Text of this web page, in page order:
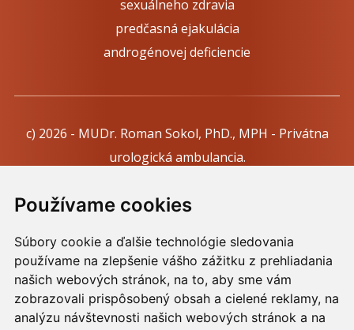
Používame cookies
Súbory cookie a ďalšie technológie sledovania
používame na zlepšenie vášho zážitku z prehliadania
našich webových stránok, na to, aby sme vám
zobrazovali prispôsobený obsah a cielené reklamy, na
analýzu návštevnosti našich webových stránok a na
sexuálneho zdravia
predčasná ejakulácia
androgénovej deficiencie
c) 2026 - MUDr. Roman Sokol, PhD., MPH - Privátna
urologická ambulancia.
podmienkach prevádzkovateľa.
Používame cookies -nastavenie cookies.
Skopírovaním textu alebo časti textu z akejkoľvek